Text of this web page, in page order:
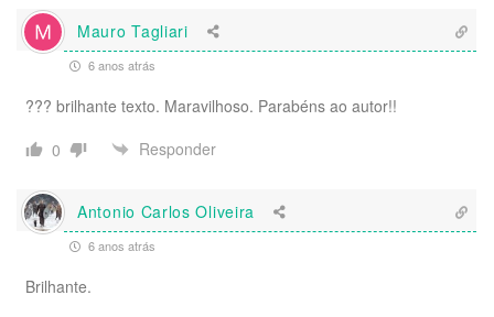
Mauro Tagliari
6 anos atrás
??? brilhante texto. Maravilhoso. Parabéns ao autor!!
0
Responder
Antonio Carlos Oliveira
6 anos atrás
Brilhante.